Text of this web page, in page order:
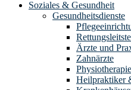
Soziales & Gesundheit
Gesundheitsdienste
Ärzte und
Zahnärzte
Heilpraktiker